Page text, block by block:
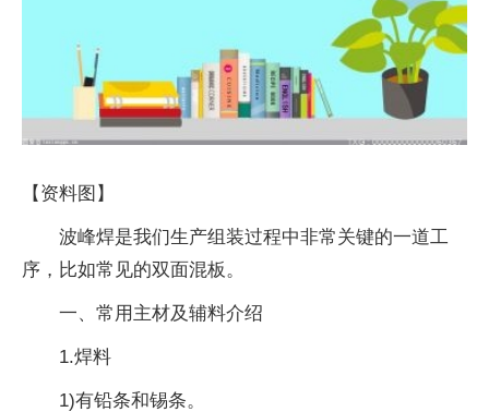
【资料图】
波峰焊是我们生产组装过程中非常关键的一道工
序，比如常见的双面混板。
一、常用主材及辅料介绍
1.焊料
1)有铅条和锡条。